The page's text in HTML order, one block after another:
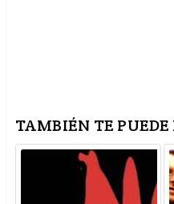
TAMBIÉN TE